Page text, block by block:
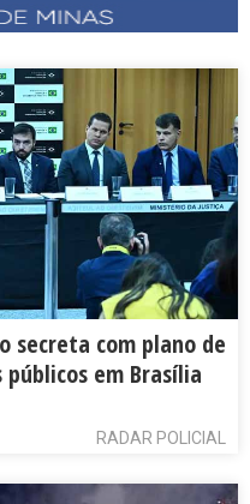
secreta com plano de
em Brasília
RADAR POLICIAL